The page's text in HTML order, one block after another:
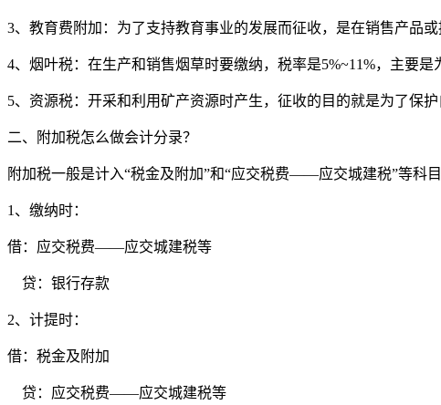
3、教育费附加：为了支持教育事业的发展而征收，是在销售产品或
4、烟叶税：在生产和销售烟草时要缴纳，税率是5%~11%，主要是
5、资源税：开采和利用矿产资源时产生，征收的目的就是为了保
二、附加税怎么做会计分录？
附加税一般是计入“税金及附加”和“应交税费——应交城建税”等科
1、缴纳时：
借：应交税费——应交城建税等
贷：银行存款
2、计提时：
借：税金及附加
贷：应交税费——应交城建税等